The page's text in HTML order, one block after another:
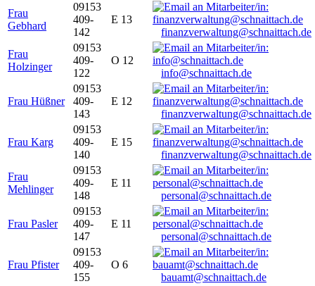
Frau
Gebhard
09153
409-
142
E 13
finanzverwaltung@schnaittach.de
Frau
Holzinger
09153
409-
122
O 12
info@schnaittach.de
Frau Hüßner
09153
409-
143
E 12
finanzverwaltung@schnaittach.de
Frau Karg
09153
409-
140
E 15
finanzverwaltung@schnaittach.de
Frau
Mehlinger
09153
409-
148
E 11
personal@schnaittach.de
Frau Pasler
09153
409-
147
E 11
personal@schnaittach.de
Frau Pfister
09153
409-
155
O 6
bauamt@schnaittach.de